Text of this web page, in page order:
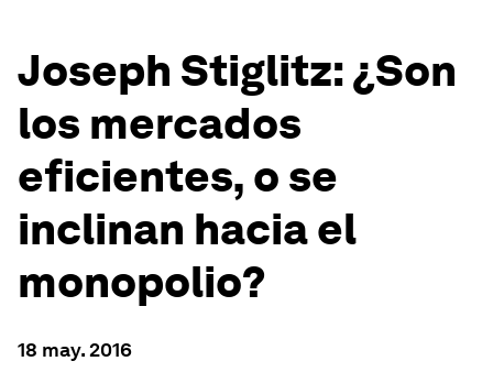
Joseph Stiglitz: ¿Son
los mercados
eficientes, o se
inclinan hacia el
monopolio?
18 may. 2016